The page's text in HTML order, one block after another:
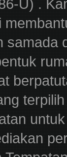
U) .
samada